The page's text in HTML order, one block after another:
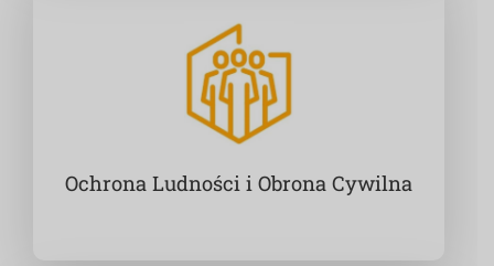
Ochrona Ludności i Obrona Cywilna